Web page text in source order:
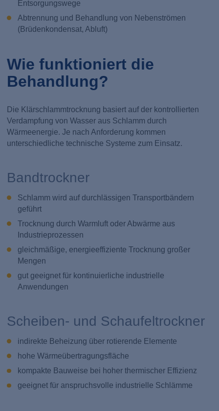
Entsorgungswege
Abtrennung und Behandlung von Nebenströmen
(Brüdenkondensat, Abluft)
Wie funktioniert die
Behandlung?
Die Klärschlammtrocknung basiert auf der kontrollierten
Verdampfung von Wasser aus Schlamm durch
Wärmeenergie. Je nach Anforderung kommen
unterschiedliche technische Systeme zum Einsatz.
Bandtrockner
Schlamm wird auf durchlässigen Transportbändern
geführt
Trocknung durch Warmluft oder Abwärme aus
Industrieprozessen
gleichmäßige, energieeffiziente Trocknung großer
Mengen
gut geeignet für kontinuierliche industrielle
Anwendungen
Scheiben- und Schaufeltrockner
indirekte Beheizung über rotierende Elemente
hohe Wärmeübertragungsfläche
kompakte Bauweise bei hoher thermischer Effizienz
geeignet für anspruchsvolle industrielle Schlämme